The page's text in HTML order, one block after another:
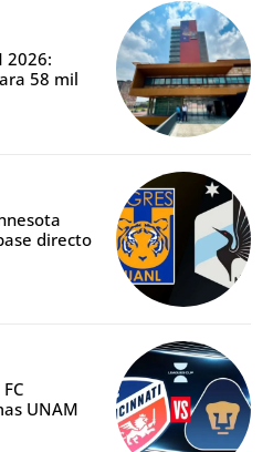
2026:
58 mil
directo
UNAM